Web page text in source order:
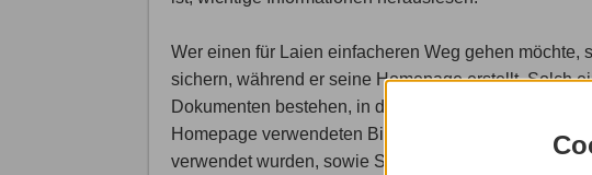
Wer einen für Laien einfacheren Weg gehen möchte,
sichern, während er seine Homepage erstellt. Solch
Dokumenten bestehen, in die man seine Texte
Homepage verwendeten Bildern, Notizen dazu,
verwendet wurden, sowie Screenshots, die sich unter